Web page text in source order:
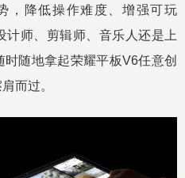
，降低操作难度、增强可玩
计师、剪辑师、音乐人还是上
随地拿起荣耀平板V6任意创
而过。